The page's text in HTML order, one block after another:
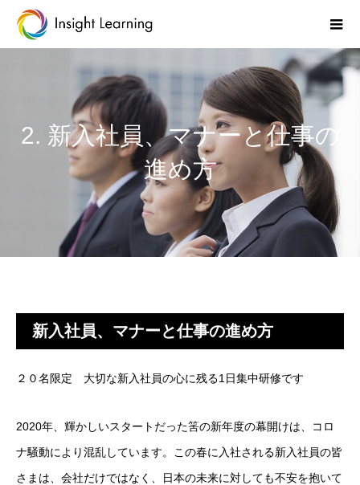
2. 新入社員、マナーと仕事の
進め方
新入社員、マナーと仕事の進め方
２０名限定 大切な新入社員の心に残る1日集中研修です
2020年、輝かしいスタートだった筈の新年度の幕開けは、コロ
ナ騒動により混乱しています。この春に入社される新入社員の皆
さまは、会社だけではなく、日本の未来に対しても不安を抱いて